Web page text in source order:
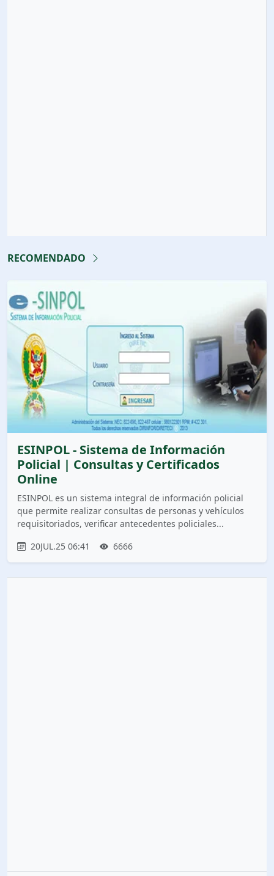
RECOMENDADO
ESINPOL - Sistema de Información
Policial | Consultas y Certificados
Online
ESINPOL es un sistema integral de información policial
que permite realizar consultas de personas y vehículos
requisitoriados, verificar antecedentes policiales...
20JUL.25 06:41
6666